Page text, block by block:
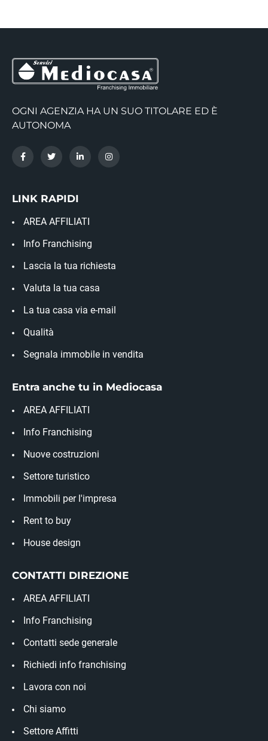
OGNI AGENZIA HA UN SUO TITOLARE ED È
AUTONOMA
LINK RAPIDI
AREA AFFILIATI
Info Franchising
Lascia la tua richiesta
Valuta la tua casa
La tua casa via e-mail
Qualità
Segnala immobile in vendita
Entra anche tu in Mediocasa
AREA AFFILIATI
Info Franchising
Nuove costruzioni
Settore turistico
Immobili per l'impresa
Rent to buy
House design
CONTATTI DIREZIONE
AREA AFFILIATI
Info Franchising
Contatti sede generale
Richiedi info franchising
Lavora con noi
Chi siamo
Settore Affitti